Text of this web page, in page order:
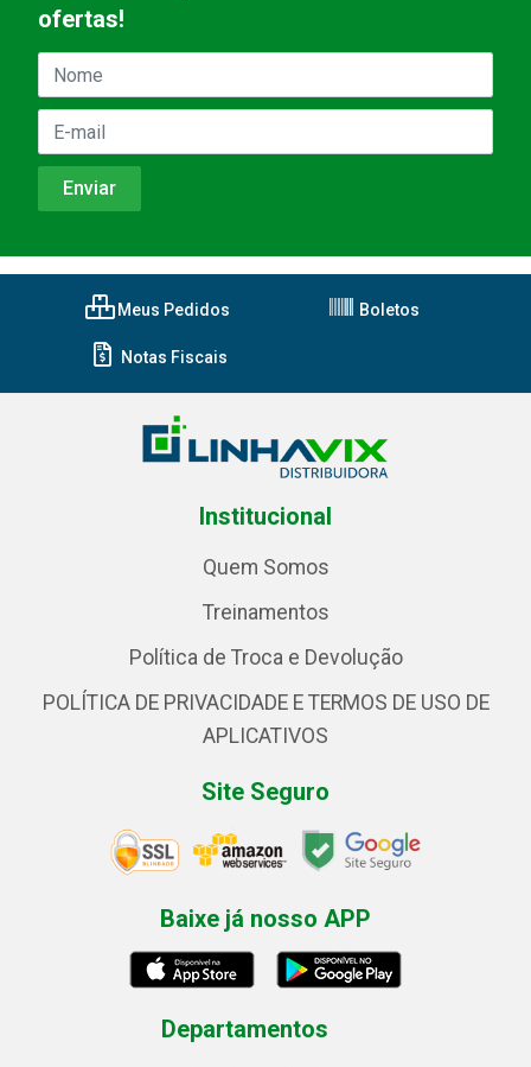
ofertas!
Meus Pedidos Boletos
Notas Fiscais
Institucional
Quem Somos
Treinamentos
Política de Troca e Devolução
POLÍTICA DE PRIVACIDADE E TERMOS DE USO DE
APLICATIVOS
Site Seguro
Baixe já nosso APP
Departamentos